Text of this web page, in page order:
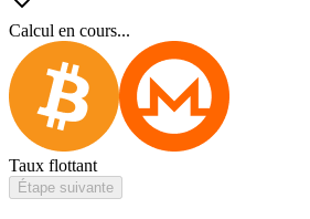
Calcul en cours...
Taux flottant
Étape suivante